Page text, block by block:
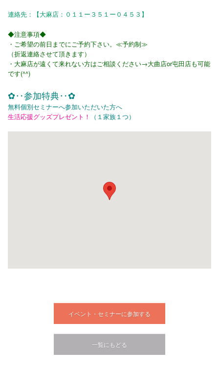
連絡先：【大麻店： ０１１ー３５１ー０４５３ 】
◆注意事項◆
・ご希望の前日までにご予約下さい。≪予約制≫
（折返連絡させて頂きます）
・大麻店が遠くて来れない方はご相談ください→大曲店or屯田店も可能
です(^^)
✿‥参加特典‥✿
無料個別セミナーへ参加いただいた方へ
生活応援グッズプレゼント！
（１家族１つ）
イベント・セミナーに参加する
一覧にもどる